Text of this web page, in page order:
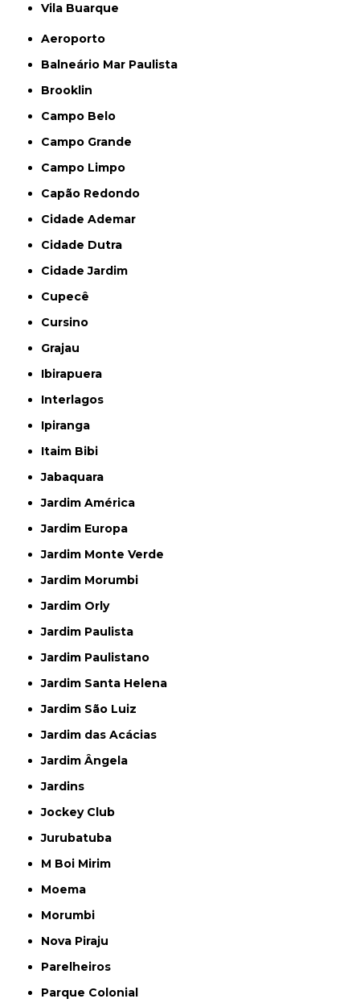
Vila Buarque
Aeroporto
Balneário Mar Paulista
Brooklin
Campo Belo
Campo Grande
Campo Limpo
Capão Redondo
Cidade Ademar
Cidade Dutra
Cidade Jardim
Cupecê
Cursino
Grajau
Ibirapuera
Interlagos
Ipiranga
Itaim Bibi
Jabaquara
Jardim América
Jardim Europa
Jardim Monte Verde
Jardim Morumbi
Jardim Orly
Jardim Paulista
Jardim Paulistano
Jardim Santa Helena
Jardim São Luiz
Jardim das Acácias
Jardim Ângela
Jardins
Jockey Club
Jurubatuba
M Boi Mirim
Moema
Morumbi
Nova Piraju
Parelheiros
Parque Colonial